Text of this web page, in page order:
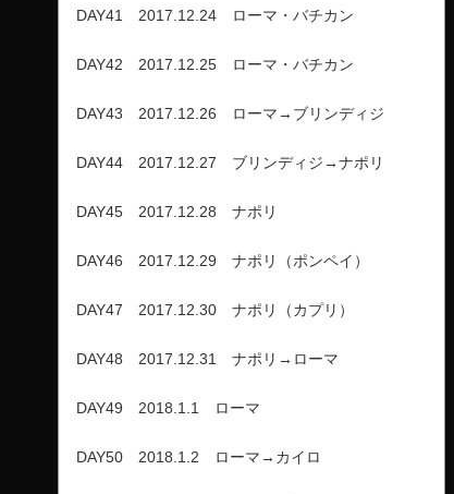
DAY41 2017.12.24 ローマ・バチカン
DAY42 2017.12.25 ローマ・バチカン
DAY43 2017.12.26 ローマ→ブリンディジ
DAY44 2017.12.27 ブリンディジ→ナポリ
DAY45 2017.12.28 ナポリ
DAY46 2017.12.29 ナポリ（ポンペイ）
DAY47 2017.12.30 ナポリ（カプリ）
DAY48 2017.12.31 ナポリ→ローマ
DAY49 2018.1.1 ローマ
DAY50 2018.1.2 ローマ→カイロ